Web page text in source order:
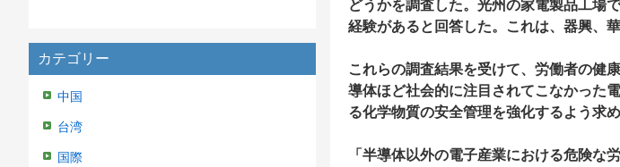
カテゴリー
中国
台湾
国際
どうかを調査した。光州の家電製品工場
経験があると回答した。これは、器興、
これらの調査結果を受けて、労働者の健
導体ほど社会的に注目されてこなかった
る化学物質の安全管理を強化するよう求
「半導体以外の電子産業における危険な